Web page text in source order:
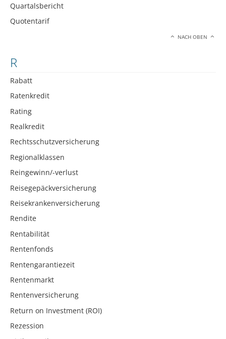
Quartalsbericht
Quotentarif
NACH OBEN
R
Rabatt
Ratenkredit
Rating
Realkredit
Rechtsschutzversicherung
Regionalklassen
Reingewinn/-verlust
Reisegepäckversicherung
Reisekrankenversicherung
Rendite
Rentabilität
Rentenfonds
Rentengarantiezeit
Rentenmarkt
Rentenversicherung
Return on Investment (ROI)
Rezession